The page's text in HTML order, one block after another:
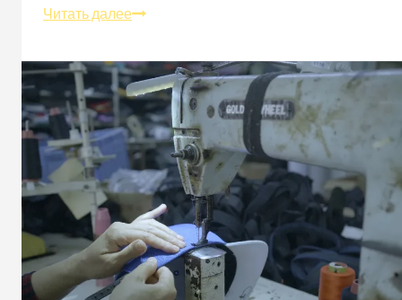
Читать далееБейсболка
хаки
от
Streeter
-
Знаете
ли
вы,
как
сделать
бейсболку?